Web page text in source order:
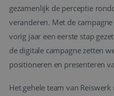
gezamenlijk de perceptie
veranderen. Met de campagne
vorig jaar een eerste stap
de digitale campagne zetten
positioneren en presenteren
Het gehele team van